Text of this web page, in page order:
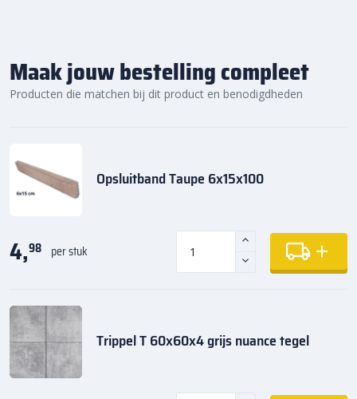
Maak jouw bestelling compleet
Producten die matchen bij dit product en benodigdheden
Opsluitband Taupe 6x15x100
4,98 per stuk
Trippel T 60x60x4 grijs nuance tegel